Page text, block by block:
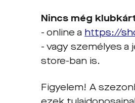
Nincs még
- online a https://
- vagy személyes a
store-ban is.
Figyelem! A